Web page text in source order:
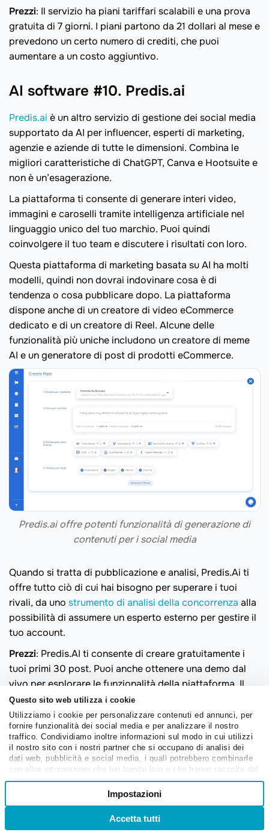
Questo sito web utilizza i cookie
Utilizziamo i cookie per personalizzare contenuti ed annunci, per
fornire funzionalità dei social media e per analizzare il nostro
traffico. Condividiamo inoltre informazioni sul modo in cui utilizzi
il nostro sito con i nostri partner che si occupano di analisi dei
dati web, pubblicità e social media, i quali potrebbero combinarle
con altre informazioni che hai fornito loro o che hanno raccolto dal
tuo utilizzo dei loro servizi.
Selezione
consenso
Preferenze
Impostazioni
Accetta tutti
Prezzi: Il servizio ha piani tariffari scalabili e una prova
gratuita di 7 giorni. I piani partono da 21 dollari al mese e
prevedono un certo numero di crediti, che puoi
aumentare a un costo aggiuntivo.
AI software #10. Predis.ai
Predis.ai è un altro servizio di gestione dei social media
supportato da AI per influencer, esperti di marketing,
agenzie e aziende di tutte le dimensioni. Combina le
migliori caratteristiche di ChatGPT, Canva e Hootsuite e
non è un’esagerazione.
La piattaforma ti consente di generare interi video,
immagini e caroselli tramite intelligenza artificiale nel
linguaggio unico del tuo marchio. Puoi quindi
coinvolgere il tuo team e discutere i risultati con loro.
Questa piattaforma di marketing basata su AI ha molti
modelli, quindi non dovrai indovinare cosa è di
tendenza o cosa pubblicare dopo. La piattaforma
dispone anche di un creatore di video eCommerce
dedicato e di un creatore di Reel. Alcune delle
funzionalità più uniche includono un creatore di meme
AI e un generatore di post di prodotti eCommerce.
Predis.ai offre potenti funzionalità di generazione di
contenuti per i social media
Quando si tratta di pubblicazione e analisi, Predis.Ai ti
offre tutto ciò di cui hai bisogno per superare i tuoi
rivali, da uno strumento di analisi della concorrenza alla
possibilità di assumere un esperto esterno per gestire il
tuo account.
Prezzi: Predis.AI ti consente di creare gratuitamente i
tuoi primi 30 post. Puoi anche ottenere una demo dal
vivo per esplorare le funzionalità della piattaforma. Il
piano base ha un prezzo di 29 dollari al mese, fatturato
mensilmente. Puoi anche acquistare componenti
aggiuntivi per qualsiasi piano.
Utilizza SendPulse per ottimizzare i
tuoi sforzi di marketing
SendPulseè una piattaforma completa di marketing e
automazione delle vendite progettata per migliorare le